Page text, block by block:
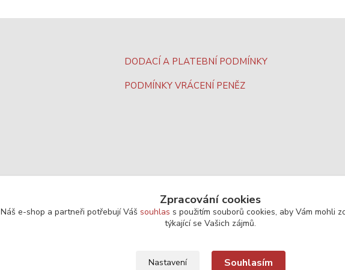
DODACÍ A PLATEBNÍ PODMÍNKY
PODMÍNKY VRÁCENÍ PENĚZ
Zpracování cookies
Náš e-shop a partneři potřebují Váš souhlas s použitím souborů cookies, aby Vám mohli
týkající se Vašich zájmů.
Nastavení Souhlasím